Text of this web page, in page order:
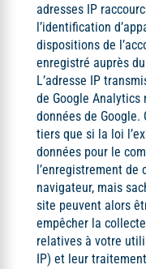
adresses IP
l’identification
dispositions de
enregistré auprès
L’adresse IP
de Google Analytics
données de
tiers que si la loi
données pour le
l’enregistrement
navigateur, mais
site peuvent alors
empêcher la
relatives à votre
IP) et leur